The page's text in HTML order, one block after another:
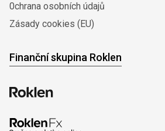
0chrana osobních údajů
Zásady cookies (EU)
Finanční skupina Roklen